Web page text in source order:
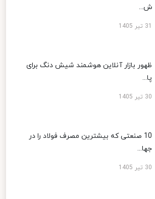
ش...
ظهور بازار آنلاین هوشمند شیش دنگ برای
پا...
30 تیر 1405
10 صنعتی که بیشترین مصرف فولاد را در
جها...
30 تیر 1405